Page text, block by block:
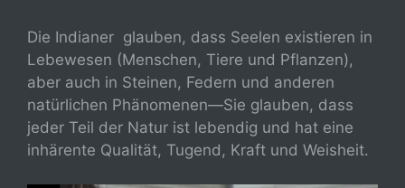
Die Indianer glauben, dass Seelen existieren in
Lebewesen (Menschen, Tiere und Pflanzen),
aber auch in Steinen, Federn und anderen
natürlichen Phänomenen—Sie glauben, dass
jeder Teil der Natur ist lebendig und hat eine
inhärente Qualität, Tugend, Kraft und Weisheit.